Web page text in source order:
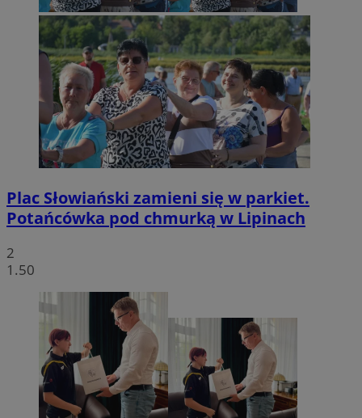
Plac Słowiański zamieni się w parkiet.
Potańcówka pod chmurką w Lipinach
2
1.50